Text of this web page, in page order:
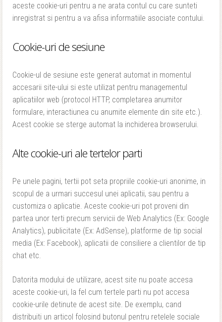
aceste cookie-uri pentru a ne arata contul cu care sunteti
inregistrat si pentru a va afisa informatiile asociate contului.
Cookie-uri de sesiune
Cookie-ul de sesiune este generat automat in momentul
accesarii site-ului si este utilizat pentru managementul
aplicatiilor web (protocol HTTP, completarea anumitor
formulare, interactiunea cu anumite elemente din site etc.).
Acest cookie se sterge automat la inchiderea browserului.
Alte cookie-uri ale tertelor parti
Pe unele pagini, tertii pot seta propriile cookie-uri anonime, in
scopul de a urmari succesul unei aplicatii, sau pentru a
customiza o aplicatie. Aceste cookie-uri pot proveni din
partea unor terti precum servicii de Web Analytics (Ex: Google
Analytics), publicitate (Ex: AdSense), platforme de tip social
media (Ex: Facebook), aplicatii de consiliere a clientilor de tip
chat etc.
Datorita modului de utilizare, acest site nu poate accesa
aceste cookie-uri, la fel cum tertele parti nu pot accesa
cookie-urile detinute de acest site. De exemplu, cand
distribuiti un articol folosind butonul pentru retelele sociale